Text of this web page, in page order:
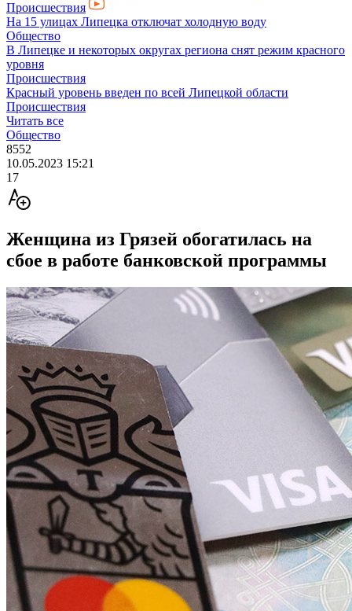
Происшествия
На 15 улицах Липецка отключат холодную воду
Общество
В Липецке и некоторых округах региона снят режим красного
уровня
Происшествия
Красный уровень введен по всей Липецкой области
Происшествия
Читать все
Общество
8552
10.05.2023 15:21
17
Женщина из Грязей обогатилась на
сбое в работе банковской программы